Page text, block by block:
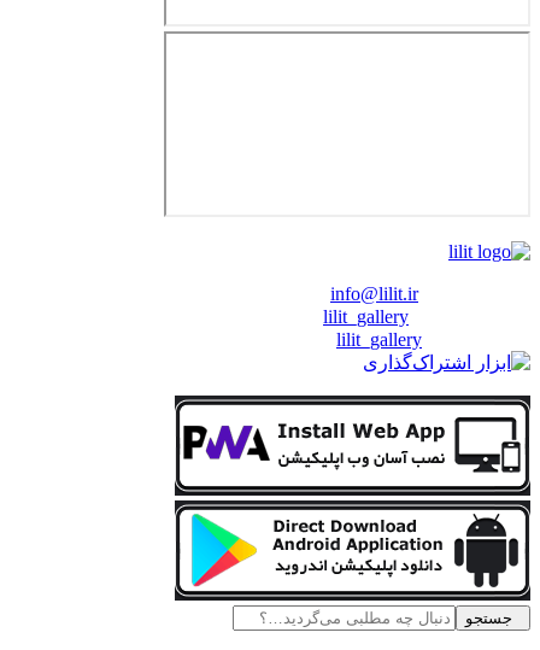
info@lilit.ir
lilit_gallery
lilit_gallery
جستجو